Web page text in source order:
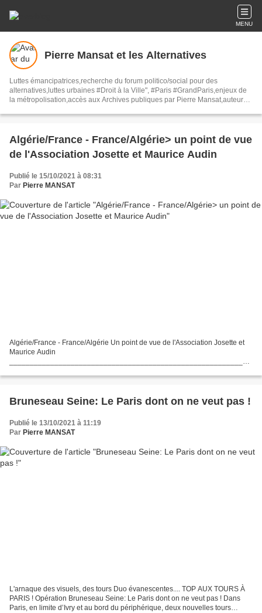
MENU
Pierre Mansat et les Alternatives
Luttes émancipatrices,recherche du forum politico/social pour des
alternatives,luttes urbaines #Droit à la Ville", #Paris #GrandParis,enjeux de
la métropolisation,accès aux Archives publiques par Pierre Mansat,auteur‼️
#Audin>bénevole Secours Populaire>Comité Laghouat-France>#Mumia
Algérie/France - France/Algérie> un point de vue
de l'Association Josette et Maurice Audin
Publié le 15/10/2021 à 08:31
Par Pierre MANSAT
Algérie/France - France/Algérie Un point de vue de l'Association Josette et
Maurice Audin
du crime d’État du 17 Octobre 1961_ et...
Bruneseau Seine: Le Paris dont on ne veut pas !
Publié le 13/10/2021 à 11:19
Par Pierre MANSAT
L'arnaque des visuels, des tours Duo évanescentes.... TOP AUX TOURS À
PARIS ! Opération Bruneseau Seine: Le Paris dont on ne veut pas ! Dans
Paris, en limite d’Ivry et au bord du périphérique, deux nouvelles tours